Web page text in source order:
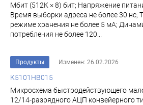
Мбит (512К × 8) бит; Напряжение
Время выборки адреса не более 30 нс;
режиме хранения не более 5 мА;
потребления не более 120...
Продукты Изменен: 26.02.2026
К5101НВ015
Микросхема быстродействующего
12/14-разрядного АЦП конвейерного